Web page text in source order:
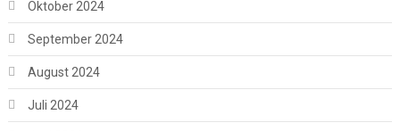
Oktober 2024
September 2024
August 2024
Juli 2024